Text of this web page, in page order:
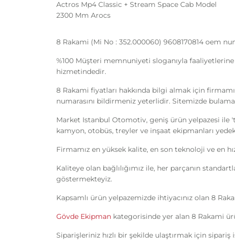
Actros Mp4 Classic + Stream Space Cab Model
2300 Mm Arocs
8 Rakami (Mi No : 352.000060) 9608170814 oem
%100 Müşteri memnuniyeti sloganıyla
hizmetindedir.
8 Rakami fiyatları hakkında bilgi almak için
numarasını bildirmeniz yeterlidir. Sitemizde
Market Istanbul Otomotiv, geniş ürün yelpazesi ile
kamyon, otobüs, treyler ve inşaat ekipmanları
Firmamız en yüksek kalite, en son teknoloji ve en
Kaliteye olan bağlılığımız ile, her parçanın
göstermekteyiz.
Kapsamlı ürün yelpazemizde ihtiyacınız olan 8
Gövde Ekipman kategorisinde yer alan 8 Rakami
Siparişleriniz hızlı bir şekilde ulaştırmak için